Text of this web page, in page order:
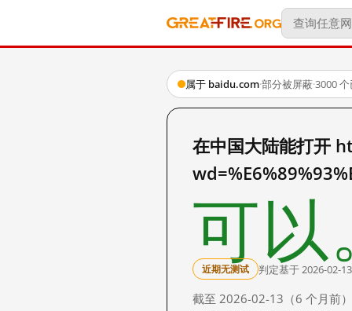
属于 baidu.com·部分被屏蔽·3000
在中国大陆能打开
可以
近期无测试 判定基于 2026-02-
截至 2026-02-13（6 个月前